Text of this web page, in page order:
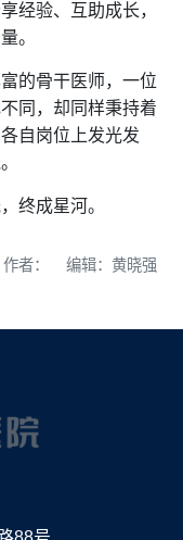
经验、互助成长，
。
的骨干医师，一位
同，却同样秉持着
自岗位上发光发
终成星河。
者： 编辑：黄晓强